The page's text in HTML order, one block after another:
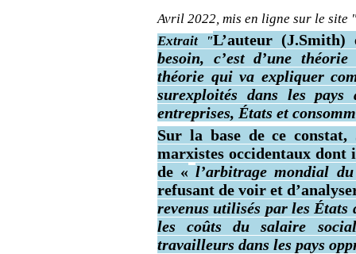
Avril 2022, mis en ligne sur le
Extrait "L’auteur
besoin, c’est d’une
théorie qui va expliquer
surexploités dans les
entreprises, États et
Sur la base de ce
marxistes occidentaux dont
de « l’arbitrage mondial
refusant de voir et
revenus utilisés par les
les coûts du salaire
travailleurs dans les pays